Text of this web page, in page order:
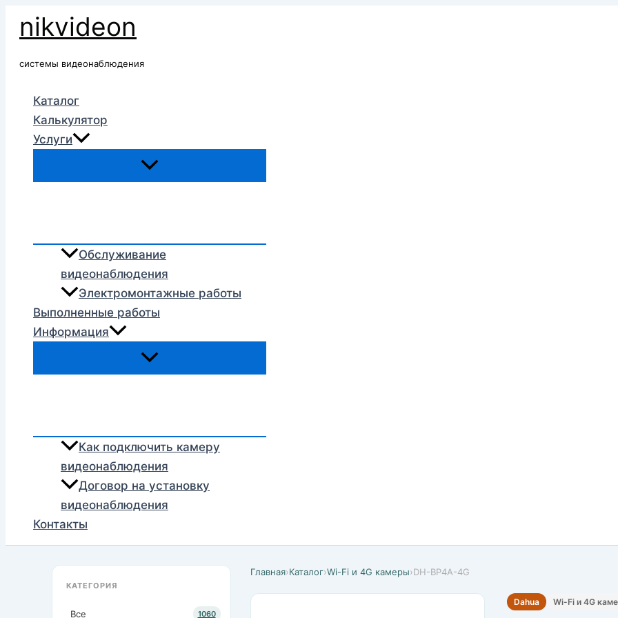
Перейти
nikvideon
системы видеонаблюдения
Каталог
Калькулятор
Услуги
Обслуживание
видеонаблюдения
Электромонтажные работы
Выполненные работы
Информация
Как подключить камеру
видеонаблюдения
Договор на установку
видеонаблюдения
Контакты
КАТЕГОРИЯ
Все 1060
Главная›Каталог›Wi-Fi и 4G камеры›DH-BP4A-4G
Dahua Wi-Fi и 4G